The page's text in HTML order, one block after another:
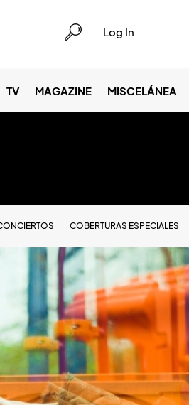
Log In
TV MAGAZINE MISCELÁNEA
COBERTURAS ESPECIALES